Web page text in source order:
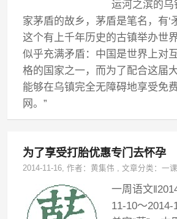
运河之滨的
家茅盾的故乡，茅盾是笔名，有‘
这个有上千年历史的古镇举办世
似乎充满矛盾：中国是世界上对
格的国家之一，而为了配合这届
能够在乌镇完全无障碍地享受免
网。”
为了享受打胎优惠专门去怀孕
2014-11-16, 作者：黄集伟 ,文章分类：一
一周语文
11-10～2014-